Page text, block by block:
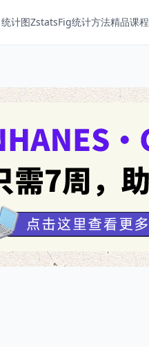
统计图ZstatsFig统计方法精品课程